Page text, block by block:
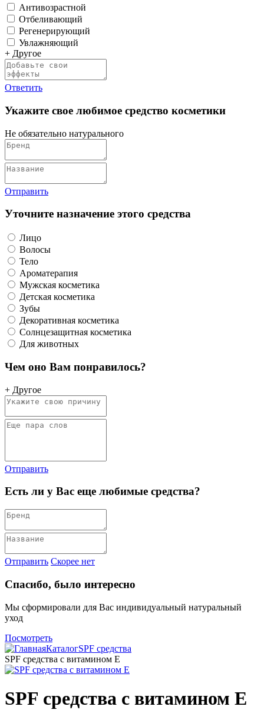
Антивозрастной
Отбеливающий
Регенерирующий
Увлажняющий
+ Другое
Ответить
Укажите свое любимое средство косметики
Не обязательно натурального
Отправить
Уточните назначение этого средства
Лицо
Волосы
Тело
Ароматерапия
Мужская косметика
Детская косметика
Зубы
Декоративная косметика
Солнцезащитная косметика
Для животных
Чем оно Вам понравилось?
+ Другое
Отправить
Есть ли у Вас еще любимые средства?
Отправить Скорее нет
Спасибо, было интересно
Мы сформировали для Вас индивидуальный натуральный
уход
Посмотреть
КаталогSPF средства
SPF средства с витамином Е
SPF средства с витамином Е